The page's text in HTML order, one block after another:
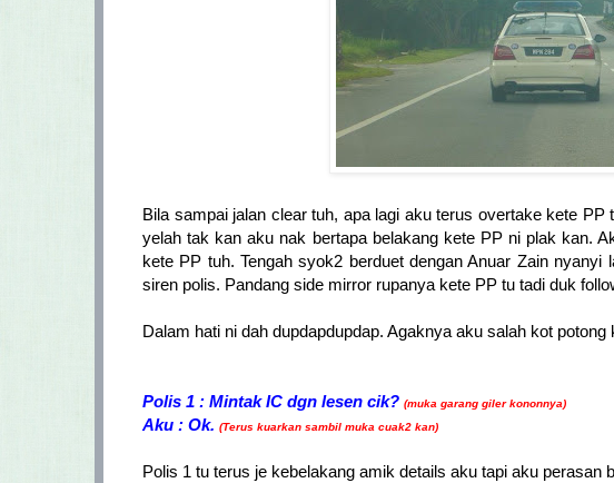
Bila sampai jalan clear tuh, apa lagi aku terus overtake kete
yelah tak kan aku nak bertapa belakang kete PP ni plak kan.
kete PP tuh. Tengah syok2 berduet dengan Anuar Zain
siren polis. Pandang side mirror rupanya kete PP tu tadi duk
Dalam hati ni dah dupdapdupdap. Agaknya aku salah kot
Polis 1 : Mintak IC dgn lesen cik? (muka garang giler kononnya)
Aku : Ok. (Terus kuarkan sambil muka cuak2 kan)
Polis 1 tu terus je kebelakang amik details aku tapi aku